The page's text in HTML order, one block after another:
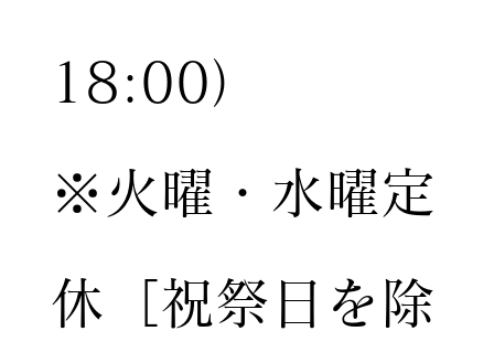
18:00）
※火曜・水曜定
休［祝祭日を除